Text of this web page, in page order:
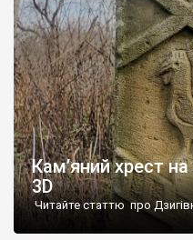
палацу виїхала лікарня –
Кам’яний хрест на
3D
Читайте статтю про